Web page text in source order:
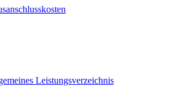
Leistungsverzeichnis